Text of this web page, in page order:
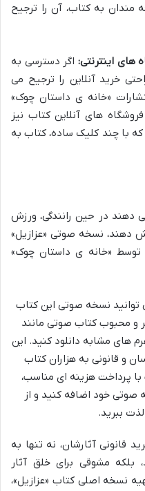
به کتاب، آن را ترجیح
های اینترنتی: اگر دسترسی به
خرید آنلاین را ترجیح می
«خانه ی داستان چوک»
های آنلاین کتاب نیز
که با چند کلیک ساده، کتاب به
دهند در حین رانندگی، ورزش
دهند، نسخه صوتی «عزازیل»
«خانه ی داستان چوک»
توانید نسخه صوتی این کتاب
و محبوب کتاب صوتی مانند
های مشابه دانلود کنید. این
و قانونی به هزاران کتاب
پرداخت هزینه ای مناسب،
صوتی خود اضافه کنید و از
ببرید.
قانونی آثارشان، نه تنها به
مشوقی برای خلق آثار
نسخه اصلی کتاب «عزازیل»،